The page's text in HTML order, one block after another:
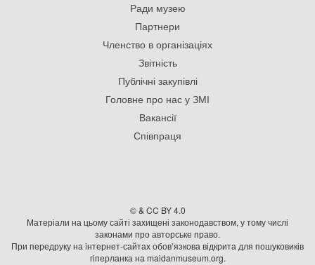
Ради музею
Партнери
Членство в організаціях
Звітність
Публічні закупівлі
Головне про нас у ЗМІ
Вакансії
Співпраця
© & CC BY 4.0
Матеріали на цьому сайті захищені законодавством, у тому числі
законами про авторське право.
При передруку на iнтернет-сайтах обов’язкова відкрита для пошуковиків
гiперланка на maidanmuseum.org.